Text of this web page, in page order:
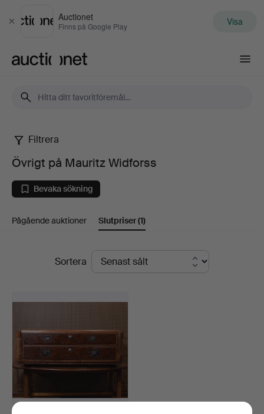
Stäng
Auctionet
Finns på Google Play Visa
Övrigt
på
Mauritz
Widforss
Filtrera
Övrigt på Mauritz Widforss
Bevaka sökning
Pågående auktioner Slutpriser(1)
SlutpriserSortera